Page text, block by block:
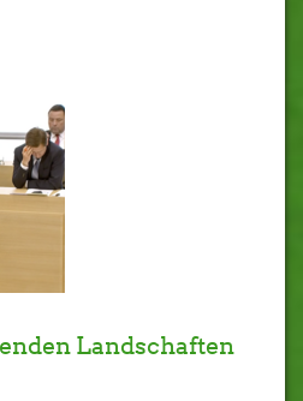
Landschaften